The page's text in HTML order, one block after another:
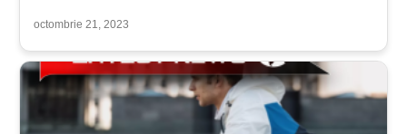
octombrie 21, 2023